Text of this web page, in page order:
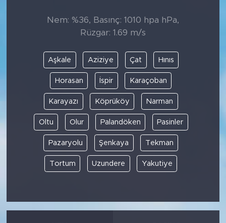
Nem: %36, Basınç: 1010 hpa hPa,
Rüzgar: 1.69 m/s
Aşkale Aziziye Çat Hınıs
Horasan İspir Karaçoban
Karayazı Köprüköy Narman
Oltu Olur Palandöken Pasinler
Pazaryolu Şenkaya Tekman
Tortum Uzundere Yakutiye
DİNİ
POLİTİKA
EKONOMİ
SPOR
KÜLTÜR SANAT
YAŞAM